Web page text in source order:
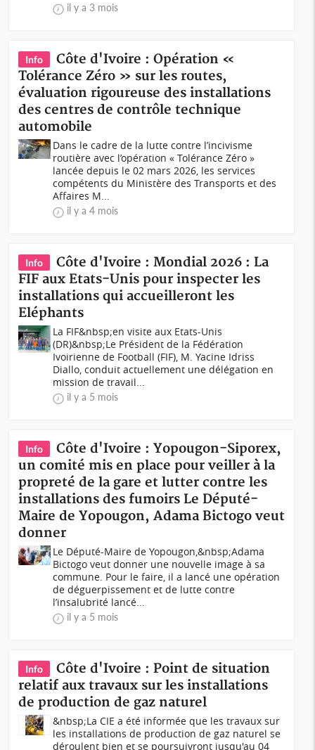
il y a 3 mois
Info
Côte d'Ivoire : Opération «
Tolérance Zéro » sur les routes,
évaluation rigoureuse des installations
des centres de contrôle technique
automobile
Dans le cadre de la lutte contre l’incivisme
routière avec l’opération « Tolérance Zéro »
lancée depuis le 02 mars 2026, les services
compétents du Ministère des Transports et des
Affaires M...
il y a 4 mois
Info
Côte d'Ivoire : Mondial 2026 : La
FIF aux Etats-Unis pour inspecter les
installations qui accueilleront les
Eléphants
La FIF&nbsp;en visite aux Etats-Unis
(DR)&nbsp;Le Président de la Fédération
Ivoirienne de Football (FIF), M. Yacine Idriss
Diallo, conduit actuellement une délégation en
mission de travail...
il y a 5 mois
Info
Côte d'Ivoire : Yopougon-Siporex,
un comité mis en place pour veiller à la
propreté de la gare et lutter contre les
installations des fumoirs Le Député-
Maire de Yopougon, Adama Bictogo veut
donner
Le Député-Maire de Yopougon,&nbsp;Adama
Bictogo veut donner une nouvelle image à sa
commune. Pour le faire, il a lancé une opération
de déguerpissement et de lutte contre
l’insalubrité lancé...
il y a 5 mois
Info
Côte d'Ivoire : Point de situation
relatif aux travaux sur les installations
de production de gaz naturel
&nbsp;La CIE a été informée que les travaux sur
les installations de production de gaz naturel se
déroulent bien et se poursuivront jusqu'au 04